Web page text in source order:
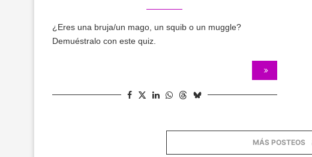
¿Eres una bruja/un mago, un squib o un muggle?
Demuéstralo con este quiz.
MÁS POSTEOS